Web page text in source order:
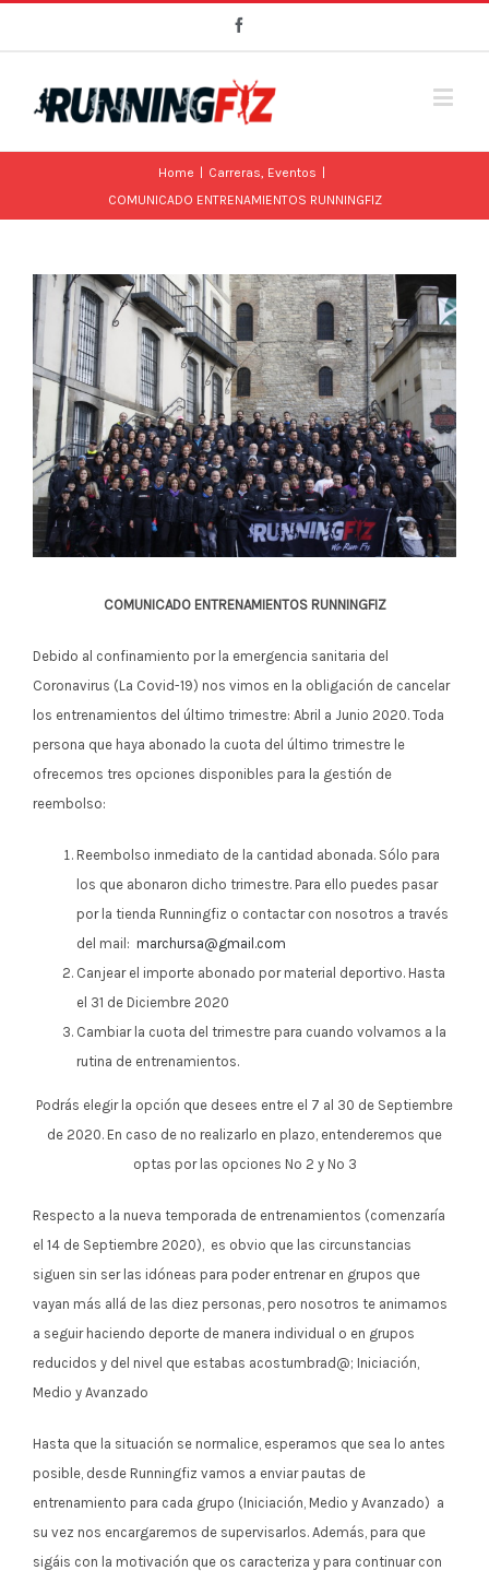
Home Carreras, Eventos
COMUNICADO ENTRENAMIENTOS RUNNINGFIZ
View
Larger
Image
COMUNICADO ENTRENAMIENTOS RUNNINGFIZ
Debido al confinamiento por la emergencia sanitaria del
Coronavirus (La Covid-19) nos vimos en la obligación de cancelar
los entrenamientos del último trimestre: Abril a Junio 2020. Toda
persona que haya abonado la cuota del último trimestre le
ofrecemos tres opciones disponibles para la gestión de
reembolso:
Reembolso inmediato de la cantidad abonada. Sólo para
los que abonaron dicho trimestre. Para ello puedes pasar
por la tienda Runningfiz o contactar con nosotros a través
del mail: marchursa@gmail.com
Canjear el importe abonado por material deportivo. Hasta
el 31 de Diciembre 2020
Cambiar la cuota del trimestre para cuando volvamos a la
rutina de entrenamientos.
Podrás elegir la opción que desees entre el 7 al 30 de Septiembre
de 2020. En caso de no realizarlo en plazo, entenderemos que
optas por las opciones Nº 2 y Nº 3
Respecto a la nueva temporada de entrenamientos (comenzaría
el 14 de Septiembre 2020), es obvio que las circunstancias
siguen sin ser las idóneas para poder entrenar en grupos que
vayan más allá de las diez personas, pero nosotros te animamos
a seguir haciendo deporte de manera individual o en grupos
reducidos y del nivel que estabas acostumbrad@; Iniciación,
Medio y Avanzado
Hasta que la situación se normalice, esperamos que sea lo antes
posible, desde Runningfiz vamos a enviar pautas de
entrenamiento para cada grupo (Iniciación, Medio y Avanzado) a
su vez nos encargaremos de supervisarlos. Además, para que
sigáis con la motivación que os caracteriza y para continuar con